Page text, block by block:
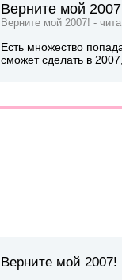
Верните мой
Верните мой 2007! -
Есть множество
сможет сделать в
Верните мой 2007!